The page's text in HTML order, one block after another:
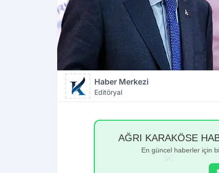
Haber Merkezi
Editöryal
AĞRI KARAKÖSE
En güncel haberler için